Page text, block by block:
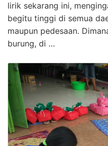
lirik sekarang ini,
begitu tinggi di semua
maupun pedesaan.
burung, di …